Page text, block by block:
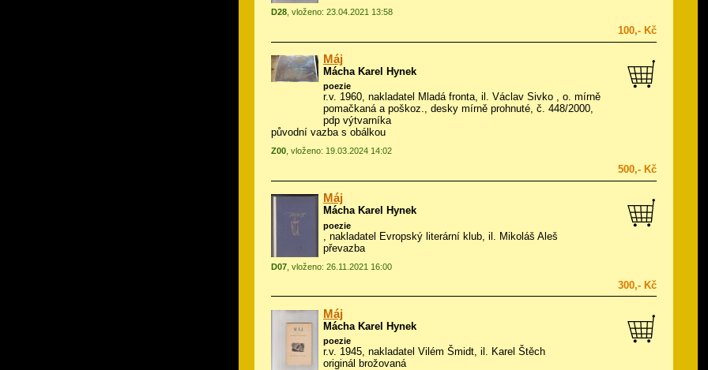
D28 , vloženo: 23.04.2021 13:58
100,- Kč
Máj
Mácha Karel Hynek
poezie
r.v. 1960, nakladatel Mladá fronta, il. Václav Sivko , o. mírně
pomačkaná a poškoz., desky mírně prohnuté, č. 448/2000,
pdp výtvarníka
původní vazba s obálkou
Z00 , vloženo: 19.03.2024 14:02
500,- Kč
Máj
Mácha Karel Hynek
poezie
, nakladatel Evropský literární klub, il. Mikoláš Aleš
převazba
D07 , vloženo: 26.11.2021 16:00
300,- Kč
Máj
Mácha Karel Hynek
poezie
r.v. 1945, nakladatel Vilém Šmidt, il.
Karel Štěch
originál brožovaná